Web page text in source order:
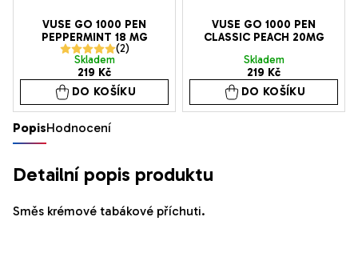
VUSE GO 1000 PEN
PEPPERMINT 18 MG
Průměrné
hodnocení
produktu
je
5,0
5
Skladem
219 Kč
DO KOŠÍKU
VUSE GO 1000 PEN
CLASSIC PEACH 20MG
Skladem
219 Kč
DO KOŠÍKU
PopisHodnocení
Detailní popis produktu
Směs krémové tabákové příchuti.